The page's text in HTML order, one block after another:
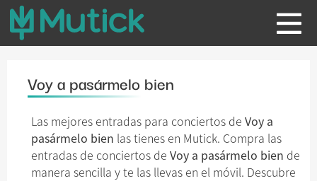
Voy a pasármelo bien
Las mejores entradas para conciertos de Voy a
pasármelo bien las tienes en Mutick. Compra las
entradas de conciertos de Voy a pasármelo bien de
manera sencilla y te las llevas en el móvil. Descubre